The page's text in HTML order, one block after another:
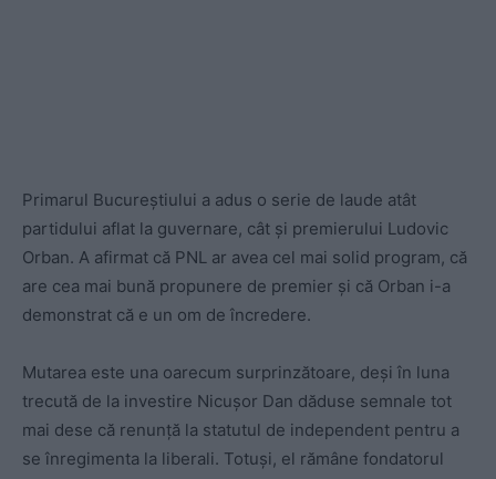
Primarul Bucureștiului a adus o serie de laude atât
partidului aflat la guvernare, cât și premierului Ludovic
Orban. A afirmat că PNL ar avea cel mai solid program, că
are cea mai bună propunere de premier și că Orban i-a
demonstrat că e un om de încredere.
Mutarea este una oarecum surprinzătoare, deși în luna
trecută de la investire Nicușor Dan dăduse semnale tot
mai dese că renunță la statutul de independent pentru a
se înregimenta la liberali. Totuși, el rămâne fondatorul